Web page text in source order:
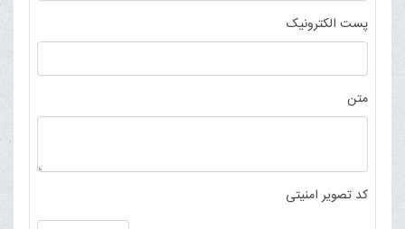
پست الکترونیک
متن
کد تصویر امنیتی